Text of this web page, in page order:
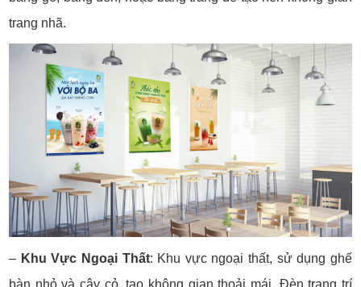
trang nhã.
– Khu Vực Ngoại Thất: Khu vực ngoại thất, sử dụng ghế
bàn nhỏ và cây cỏ, tạo không gian thoải mái. Đèn trang trí